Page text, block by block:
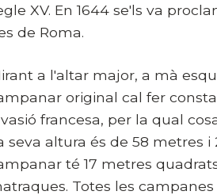
XV. En 1644 se'ls va
de Roma.
a l'altar major, a mà
original cal fer
francesa, per la qual
seva altura és de 58 metres
té 17 metres
Totes les